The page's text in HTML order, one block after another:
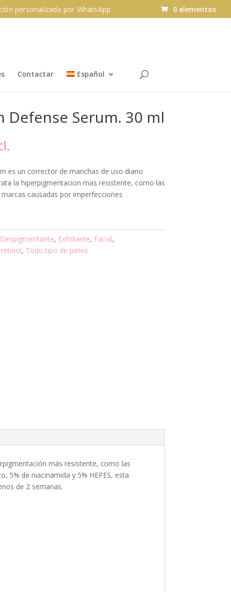
personalizada por WhatsApp 0 elementos
Contactar Español
Defense Serum. 30 ml
es un corrector de manchas de uso diario
la hiperpigmentacion mas resistente, como las
causadas por imperfecciones
Despigmentante, Exfoliante, Facial,
retinol, Todo tipo de pieles
más resistente, como las
5% de niacinamida y 5% HEPES, esta
de 2 semanas.